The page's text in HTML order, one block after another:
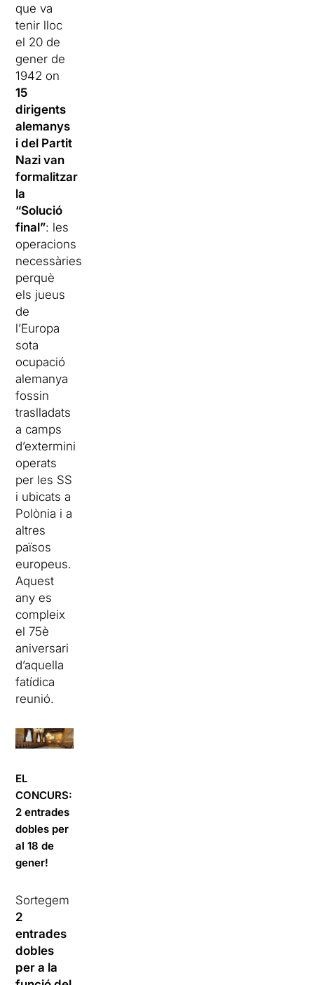
que va
tenir lloc
el 20 de
gener de
1942 on
15
dirigents
alemanys
i del Partit
Nazi van
formalitzar
la
“Solució
final”: les
operacions
necessàries
perquè
els jueus
de
l’Europa
sota
ocupació
alemanya
fossin
traslladats
a camps
d’extermini
operats
per les SS
i ubicats a
Polònia i a
altres
països
europeus.
Aquest
any es
compleix
el 75è
aniversari
d’aquella
fatídica
reunió.
EL
CONCURS:
2 entrades
dobles per
al 18 de
gener!
Sortegem
2
entrades
dobles
per a la